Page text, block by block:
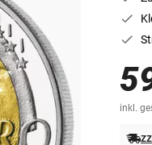
inkl.